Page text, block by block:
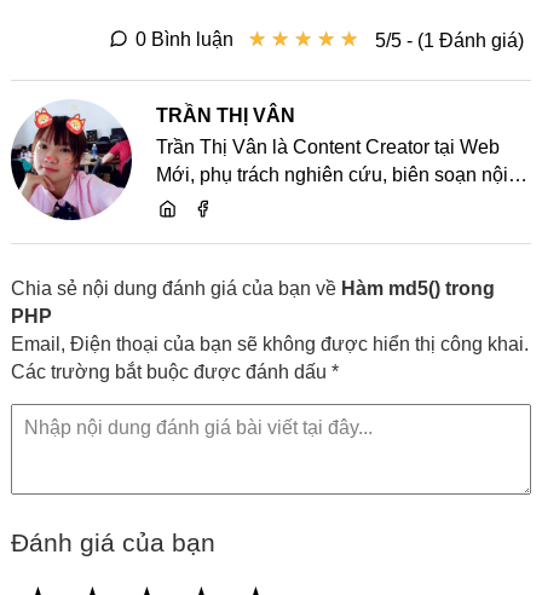
★ ★ ★ ★ ★
★ ★ ★ ★ ★ 5/5 - (1 Đánh giá)
0 Bình luận
TRẦN THỊ VÂN
Trần Thị Vân là Content Creator tại Web
Mới, phụ trách nghiên cứu, biên soạn nội
dung và chia sẻ kiến thức về website, SEO,
Chia sẻ nội dung đánh giá của bạn về Hàm md5() trong
PHP
Email, Điện thoại của bạn sẽ không được hiển thị công khai.
Các trường bắt buộc được đánh dấu *
Đánh giá của bạn